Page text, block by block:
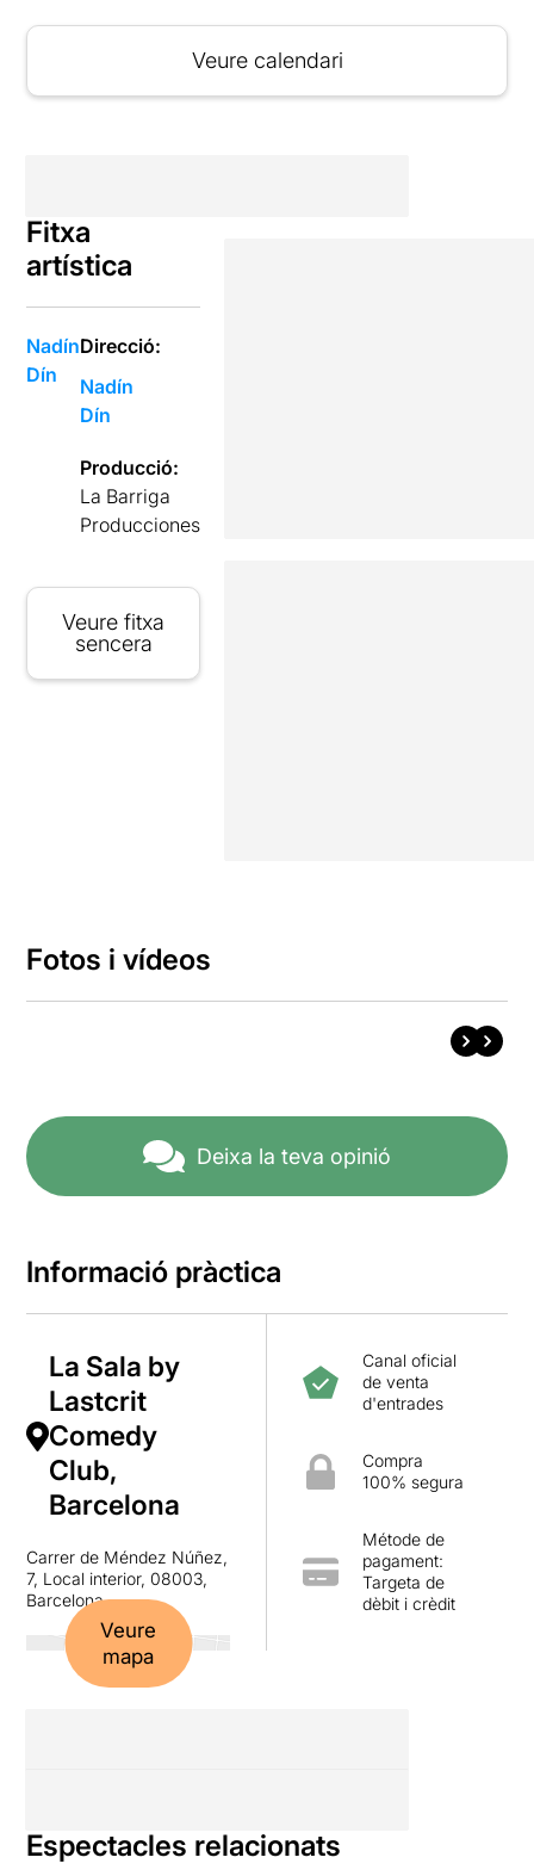
Veure calendari
Fitxa
artística
Nadín
Dín
Direcció:
Nadín
Dín
Producció:
La Barriga
Producciones
Veure fitxa
sencera
Fotos i vídeos
Deixa la teva opinió
Informació pràctica
La Sala by
Lastcrit
Comedy
Club,
Barcelona
Carrer de Méndez Núñez,
7, Local interior, 08003,
Barcelona
Veure
mapa
Canal oficial
de venta
d'entrades
Compra
100% segura
Métode de
pagament:
Targeta de
dèbit i crèdit
Espectacles relacionats